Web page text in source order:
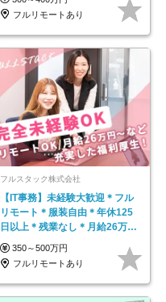
フルリモートあり
フルスタック株式会社
【IT事務】未経験大歓迎＊フル
リモート＊服装自由＊年休125
日以上＊残業なし＊月給26万円
以上
350～500万円
フルリモートあり